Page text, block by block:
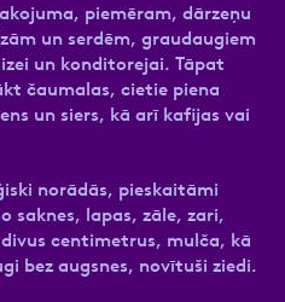
piemēram, dārzeņu
un serdēm, graudaugiem
un konditorejai. Tāpat
čaumalas, cietie piena
un siers, kā arī kafijas vai
norādās, pieskaitāmi
saknes, lapas, zāle, zari,
centimetrus, mulča, kā
bez augsnes, novītuši ziedi.